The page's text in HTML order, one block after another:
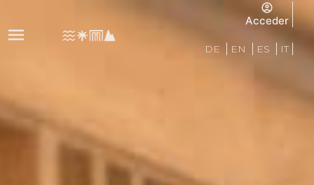
Acceder
DE EN ES IT